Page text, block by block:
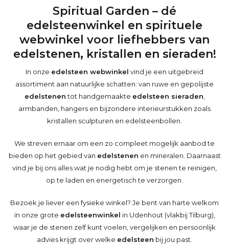
Spiritual Garden – dé
edelsteenwinkel en spirituele
webwinkel voor liefhebbers van
edelstenen, kristallen en sieraden!
In onze edelsteen webwinkel vind je een uitgebreid
assortiment aan natuurlijke schatten: van ruwe en gepolijste
edelstenentot handgemaakte edelsteen sieraden
armbanden, hangers en bijzondere interieurstukken zoals
kristallen sculpturen en edelsteenbollen.
We streven ernaar om een zo compleet mogelijk aanbod te
bieden op het gebied van edelstenen en mineralen. Daarnaast
vind je bij ons alles wat je nodig hebt om je stenen te reinigen,
op te laden en energetisch te verzorgen.
Bezoek je liever een fysieke winkel? Je bent van harte welkom
in onze grote edelsteenwinkel in Udenhout (vlakbij Tilburg),
waar je de stenen zelf kunt voelen, vergelijken en persoonlijk
advies krijgt over welke edelsteen bij jou past.